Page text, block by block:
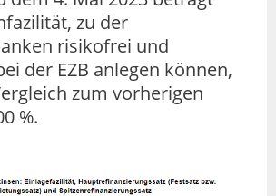
zu der
risikofrei und
der EZB anlegen können,
zum vorherigen
%.